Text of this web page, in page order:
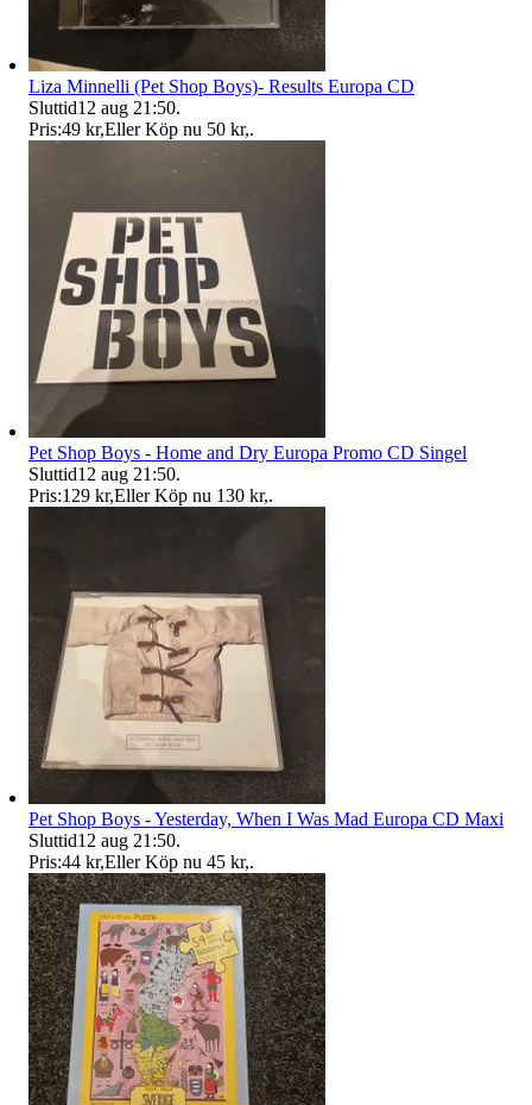
Liza Minnelli (Pet Shop Boys)- Results Europa CD
Sluttid12 aug 21:50.
Pris:49 kr,Eller Köp nu 50 kr,.
Pet Shop Boys - Home and Dry Europa Promo CD Singel
Sluttid12 aug 21:50.
Pris:129 kr,Eller Köp nu 130 kr,.
Pet Shop Boys - Yesterday, When I Was Mad Europa CD Maxi
Sluttid12 aug 21:50.
Pris:44 kr,Eller Köp nu 45 kr,.